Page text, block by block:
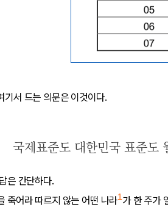
여기서 드는 의문은 이것이다.
국제표준도 대한민국 표준도
답은 간단하다.
을 죽어라 따르지 않는 어떤 나라1가 한 주가